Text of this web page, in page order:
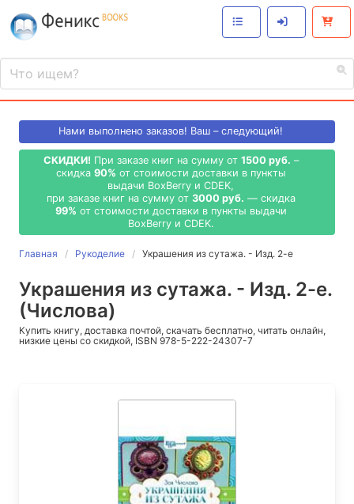
Нами выполнено заказов! Ваш – следующий!
СКИДКИ! При заказе книг на сумму от 1500 руб. –
скидка 90% от стоимости доставки в пункты
выдачи BoxBerry и CDEK,
при заказе книг на сумму от 3000 руб. — скидка
99% от стоимости доставки в пункты выдачи
BoxBerry и CDEK.
Главная Рукоделие Украшения из сутажа. - Изд. 2-е
Украшения из сутажа. - Изд. 2-е.
(Числова)
Купить книгу, доставка почтой, скачать бесплатно, читать онлайн,
низкие цены со скидкой, ISBN 978-5-222-24307-7